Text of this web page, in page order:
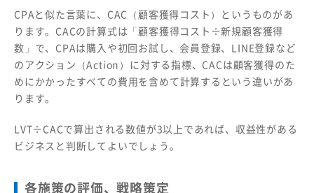
CPAと似た言葉に、CAC（顧客獲得コスト）というものがあ
ります。CACの計算式は「顧客獲得コスト÷新規顧客獲得
数」で、CPAは購入や初回お試し、会員登録、LINE登録など
のアクション（Action）に対する指標、CACは顧客獲得のた
めにかかったすべての費用を含めて計算するという違いがあ
ります。
LVT÷CACで算出される数値が3以上であれば、収益性がある
ビジネスと判断してよいでしょう。
各施策の評価、戦略策定